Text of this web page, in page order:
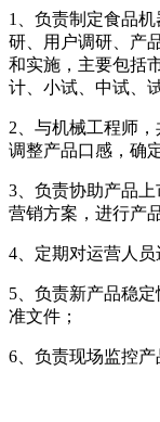
1、负责制定食品
研、用户调研、产
和实施，主要包括
计、小试、中试、
2、与机械工程师
调整产品口感，确
3、负责协助产品
营销方案，进行产
4、定期对运营人员
5、负责新产品稳
准文件；
6、负责现场监控产